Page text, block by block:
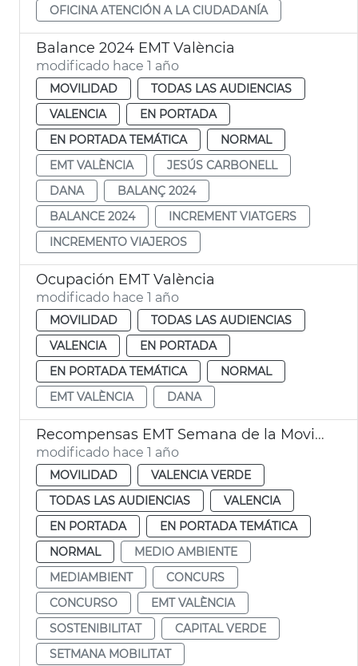
OFICINA ATENCIÓN A LA CIUDADANÍA
Balance 2024 EMT València
modificado hace 1 año
MOVILIDAD
TODAS LAS AUDIENCIAS
VALENCIA
EN PORTADA
EN PORTADA TEMÁTICA
NORMAL
EMT VALÈNCIA
JESÚS CARBONELL
DANA
BALANÇ 2024
BALANCE 2024
INCREMENT VIATGERS
INCREMENTO VIAJEROS
Ocupación EMT València
modificado hace 1 año
MOVILIDAD
TODAS LAS AUDIENCIAS
VALENCIA
EN PORTADA
EN PORTADA TEMÁTICA
NORMAL
EMT VALÈNCIA
DANA
Recompensas EMT Semana de la Movilidad
modificado hace 1 año
MOVILIDAD
VALENCIA VERDE
TODAS LAS AUDIENCIAS
VALENCIA
EN PORTADA
EN PORTADA TEMÁTICA
NORMAL
MEDIO AMBIENTE
MEDIAMBIENT
CONCURS
CONCURSO
EMT VALÈNCIA
SOSTENIBILITAT
CAPITAL VERDE
SETMANA MOBILITAT